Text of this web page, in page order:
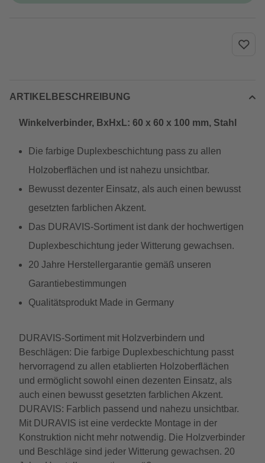
ARTIKELBESCHREIBUNG
Winkelverbinder, BxHxL: 60 x 60 x 100 mm, Stahl
Die farbige Duplexbeschichtung pass zu allen
Holzoberflächen und ist nahezu unsichtbar.
Bewusst dezenter Einsatz, als auch einen bewusst
gesetzten farblichen Akzent.
Das DURAVIS-Sortiment ist dank der hochwertigen
Duplexbeschichtung jeder Witterung gewachsen.
20 Jahre Herstellergarantie gemäß unseren
Garantiebestimmungen
Qualitätsprodukt Made in Germany
DURAVIS-Sortiment mit Holzverbindern und
Beschlägen: Die farbige Duplexbeschichtung passt
hervorragend zu allen etablierten Holzoberflächen
und ermöglicht sowohl einen dezenten Einsatz, als
auch einen bewusst gesetzten farblichen Akzent.
DURAVIS: Farblich passend und nahezu unsichtbar.
Mit DURAVIS ist eine verdeckte Montage in der
Konstruktion nicht mehr notwendig. Die Holzverbinder
und Beschläge sind jeder Witterung gewachsen. 20